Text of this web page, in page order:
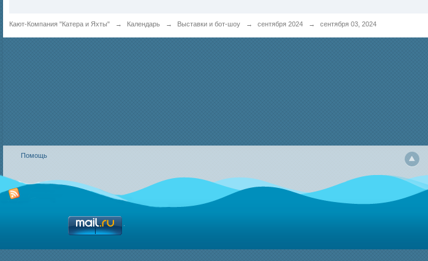
Кают-Компания "Катера и Яхты" → Календарь → Выставки и бот-шоу → сентября 2024 → сентября 03, 2024
Помощь